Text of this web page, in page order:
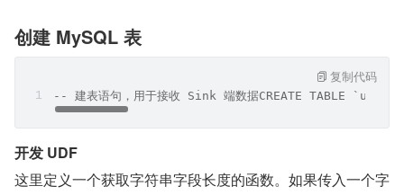
创建 MySQL 表
-- 建表语句，用于接收 Sink 端数据CREATE TABLE
复制代码
开发 UDF
这里定义一个获取字符串字段长度的函数。如果传入一个字